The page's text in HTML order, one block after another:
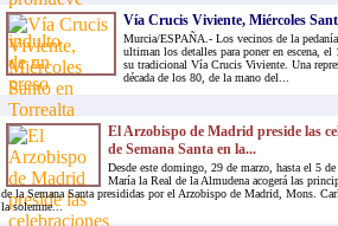
Vía Crucis Viviente, Miércoles
Murcia/ESPAÑA.- Los vecinos de la
ultiman los detalles para poner en escena,
su tradicional Vía Crucis Viviente. Una
década de los 80, de la mano del...
El Arzobispo de Madrid preside las
de Semana Santa en la...
Desde este domingo, 29 de marzo, hasta el 5
María la Real de la Almudena acogerá las
de la Semana Santa presididas por el Arzobispo de Madrid, Mons.
la solemne...